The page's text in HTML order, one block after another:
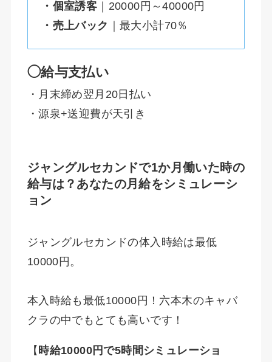
・個室誘客 ｜20000円～40000円
・売上バック ｜最大小計70％
◯給与支払い
・月末締め翌月20日払い
・源泉+送迎費が天引き
ジャングルセカンドで1か月働いた時の
給与は？あなたの月給をシミュレーシ
ョン
ジャングルセカンドの体入時給は最低
10000円。
本入時給も最低10000円！六本木のキャバ
クラの中でもとても高いです！
【 時給10000円で5時間シミュレーショ